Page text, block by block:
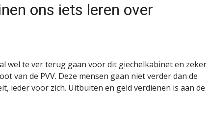
ons iets leren over
wel te ver terug gaan voor dit giechelkabinet en zeker
van de PVV. Deze mensen gaan niet verder dan de
ieder voor zich. Uitbuiten en geld verdienen is aan de